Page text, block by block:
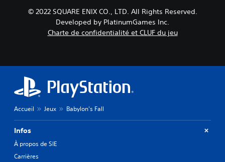
© 2022 SQUARE ENIX CO., LTD. All Rights Reserved.
Developed by PlatinumGames Inc.
Charte de confidentialité et CLUF du jeu
Accueil Jeux Babylon's Fall
Infos
À propos de SIE
Carrières